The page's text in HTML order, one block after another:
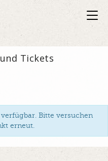
Tickets
Bitte versuchen
erneut.